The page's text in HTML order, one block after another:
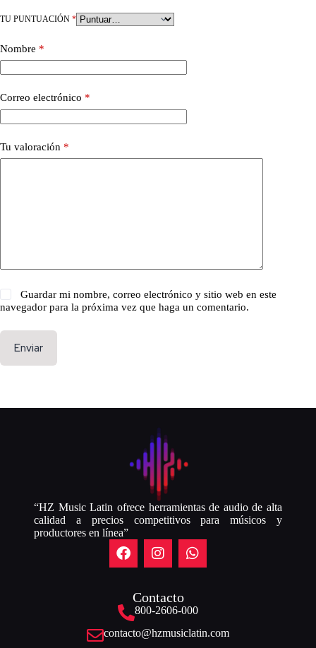
TU PUNTUACIÓN *
Nombre *
Correo electrónico *
Tu valoración *
Guardar mi nombre, correo electrónico y sitio web en este
navegador para la próxima vez que haga un comentario.
Enviar
“HZ Music Latin ofrece herramientas de audio de alta
calidad a precios competitivos para músicos y
productores en línea”
Contacto
800-2606-000
contacto@hzmusiclatin.com